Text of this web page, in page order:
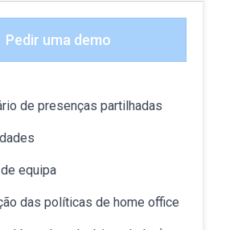
Pedir uma demo
de presenças partilhadas
equipa
das políticas de home office